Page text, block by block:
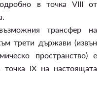
в точка VIII от
трансфер на
трети държави (извън
пространство) е
IX на настоящата